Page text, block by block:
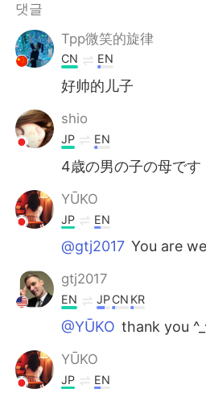
댓글
Tpp微笑的旋律
CN EN
好帅的儿子
shio
JP EN
4歳の男の子の母です
YŪKO
JP EN
@gtj2017 You are
gtj2017
EN JPCN KR
@YŪKO thank you
YŪKO
JP EN